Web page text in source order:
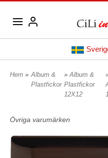
Hem » Album &
Plastfickor
»Album &
Plastfickor
12X12
Övriga varumärken